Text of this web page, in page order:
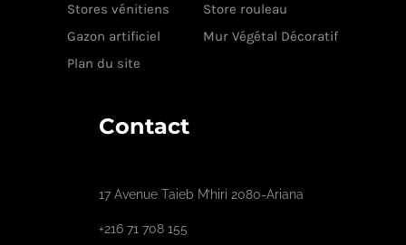
Stores vénitiens
Store rouleau
Gazon artificiel
Mur Végétal Décoratif
Plan du site
Contact
17 Avenue Taieb M’hiri 2080-Ariana
+216 71 708 155